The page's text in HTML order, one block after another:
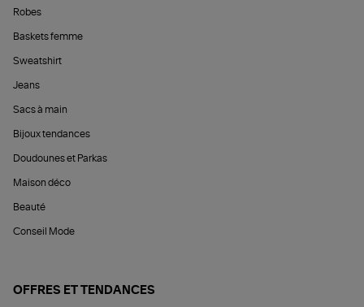
Robes
Baskets femme
Sweatshirt
Jeans
Sacs à main
Bijoux tendances
Doudounes et Parkas
Maison déco
Beauté
Conseil Mode
OFFRES ET TENDANCES